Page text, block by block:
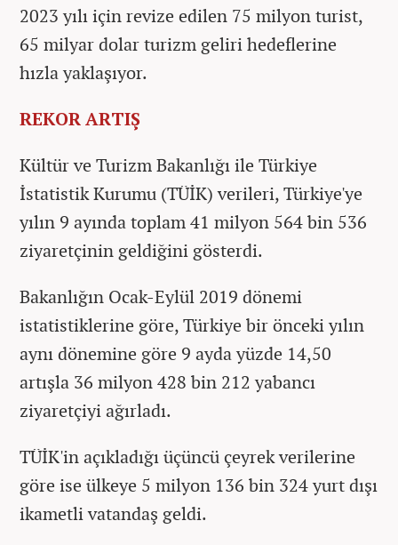
2023 yılı için revize edilen 75 milyon turist,
65 milyar dolar turizm geliri hedeflerine
hızla yaklaşıyor.
REKOR ARTIŞ
Kültür ve Turizm Bakanlığı ile Türkiye
İstatistik Kurumu (TÜİK) verileri, Türkiye'ye
yılın 9 ayında toplam 41 milyon 564 bin 536
ziyaretçinin geldiğini gösterdi.
Bakanlığın Ocak-Eylül 2019 dönemi
istatistiklerine göre, Türkiye bir önceki yılın
aynı dönemine göre 9 ayda yüzde 14,50
artışla 36 milyon 428 bin 212 yabancı
ziyaretçiyi ağırladı.
TÜİK'in açıkladığı üçüncü çeyrek verilerine
göre ise ülkeye 5 milyon 136 bin 324 yurt dışı
ikametli vatandaş geldi.